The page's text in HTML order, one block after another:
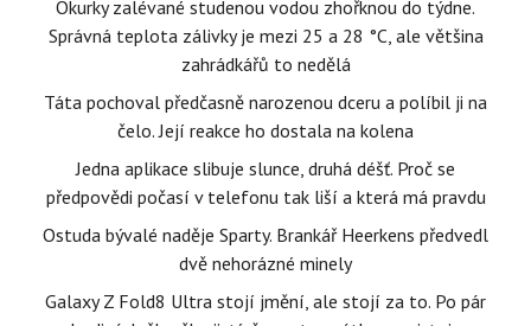
Okurky zalévané studenou vodou zhořknou do týdne.
Správná teplota zálivky je mezi 25 a 28 °C, ale většina
zahrádkářů to nedělá
Táta pochoval předčasně narozenou dceru a políbil ji na
čelo. Její reakce ho dostala na kolena
Jedna aplikace slibuje slunce, druhá déšť. Proč se
předpovědi počasí v telefonu tak liší a která má pravdu
Ostuda bývalé naděje Sparty. Brankář Heerkens předvedl
dvě nehorázné minely
Galaxy Z Fold8 Ultra stojí jmění, ale stojí za to. Po pár